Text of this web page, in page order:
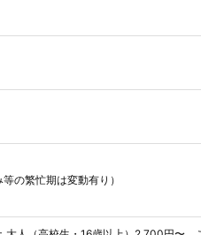
の繁忙期は変動有り）